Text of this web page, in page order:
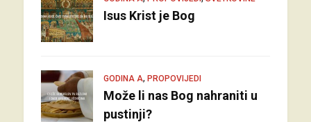
Isus Krist je Bog
GODINA A, PROPOVIJEDI
Može li nas Bog nahraniti u
pustinji?